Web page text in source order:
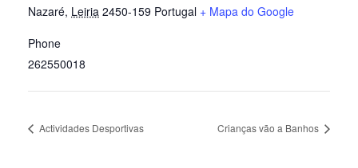
Nazaré, Leiria 2450-159 Portugal + Mapa do Google
Phone
262550018
Actividades Desportivas Crianças vão a Banhos